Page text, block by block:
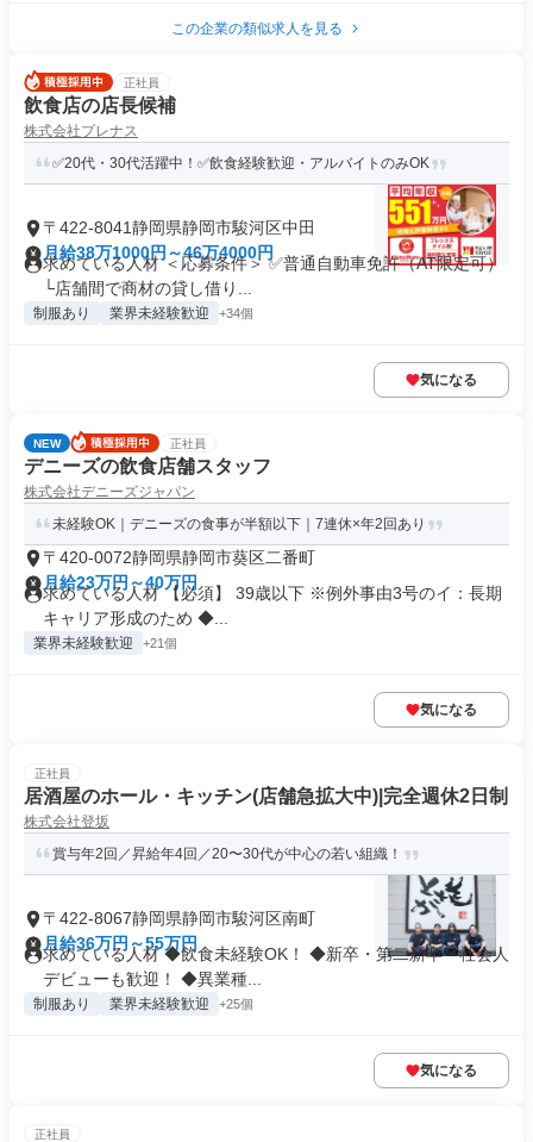
この企業の類似求人を見る
正社員
飲食店の店長候補
株式会社プレナス
✅20代・30代活躍中！✅飲食経験歓迎・アルバイトのみOK
〒422-8041静岡県静岡市駿河区中田
月給38万1000円～46万4000円
求めている人材 ＜応募条件＞ ✅普通自動車免許（AT限定可）
└店舗間で商材の貸し借り...
制服あり 業界未経験歓迎 +34個
気になる
NEW 正社員
デニーズの飲食店舗スタッフ
株式会社デニーズジャパン
未経験OK｜デニーズの食事が半額以下｜7連休×年2回あり
〒420-0072静岡県静岡市葵区二番町
月給23万円～40万円
求めている人材 【必須】 39歳以下 ※例外事由3号のイ：長期
キャリア形成のため ◆...
業界未経験歓迎 +21個
気になる
正社員
居酒屋のホール・キッチン(店舗急拡大中)|完全週休2日制
株式会社登坂
賞与年2回／昇給年4回／20〜30代が中心の若い組織！
〒422-8067静岡県静岡市駿河区南町
月給36万円～55万円
求めている人材 ◆飲食未経験OK！ ◆新卒・第二新卒・社会人
デビューも歓迎！ ◆異業種...
制服あり 業界未経験歓迎 +25個
気になる
正社員